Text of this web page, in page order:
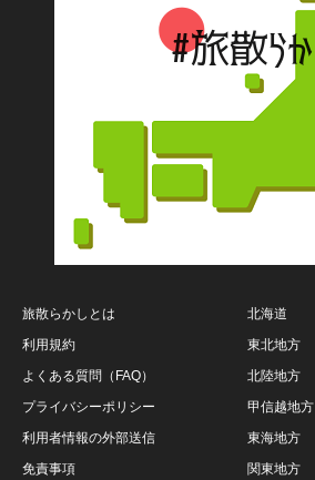
旅散らかしとは
利用規約
よくある質問（FAQ）
プライバシーポリシー
利用者情報の外部送信
免責事項
北海道
東北地方
北陸地方
甲信越地方
東海地方
関東地方